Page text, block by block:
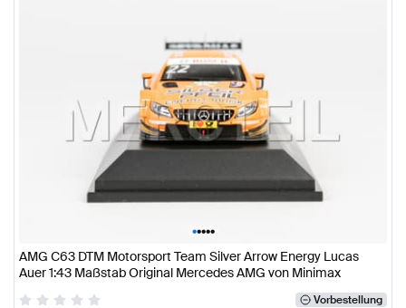
•••••
AMG C63 DTM Motorsport Team Silver Arrow Energy Lucas
Auer 1:43 Maßstab Original Mercedes AMG von Minimax
Vorbestellung